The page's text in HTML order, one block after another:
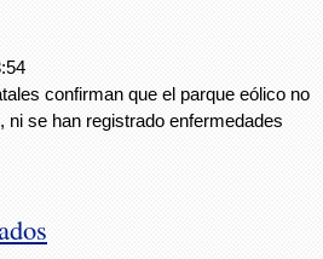
confirman que el parque eólico no
ni se han registrado enfermedades